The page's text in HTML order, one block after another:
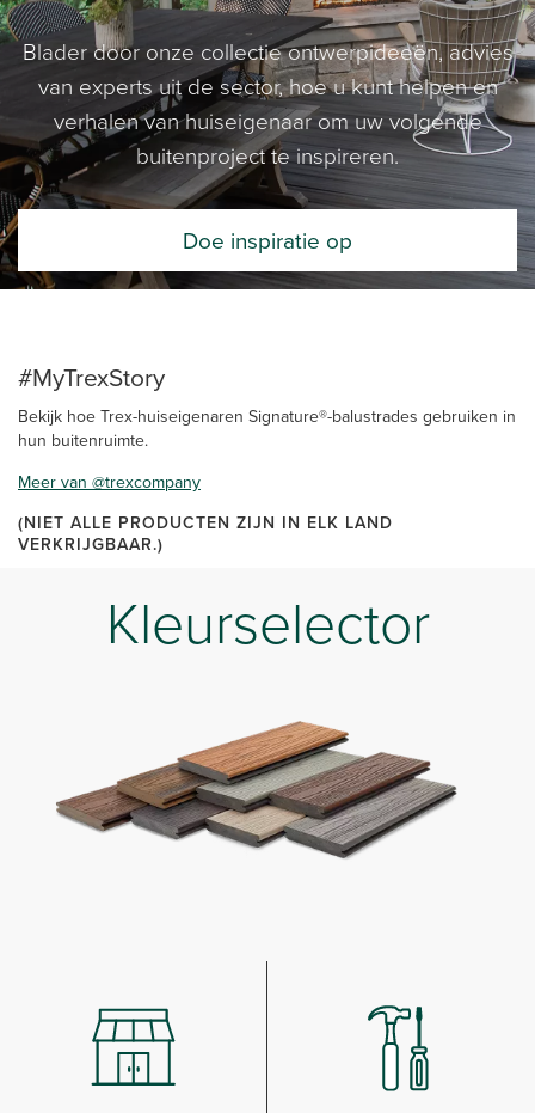
Blader door onze collectie ontwerpideeën, advies
van experts uit de sector, hoe u kunt helpen en
verhalen van huiseigenaar om uw volgende
buitenproject te inspireren.
Doe inspiratie op
#MyTrexStory
Bekijk hoe Trex-huiseigenaren Signature®-balustrades gebruiken in
hun buitenruimte.
Meer van @trexcompany
(NIET ALLE PRODUCTEN ZIJN IN ELK LAND
VERKRIJGBAAR.)
Kleurselector